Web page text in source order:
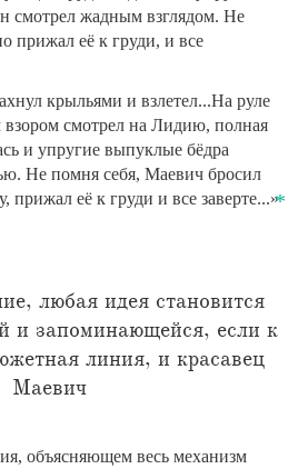
смотрел жадным взглядом. Не
прижал её к груди, и все
крыльями и взлетел...На руле
смотрел на Лидию, полная
и упругие выпуклые бёдра
Не помня себя, Маевич бросил
прижал её к груди и все заверте...»
любая идея становится
и запоминающейся, если к
линия, и красавец
Маевич
объясняющем весь механизм